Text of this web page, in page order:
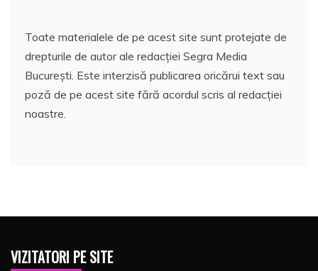
Toate materialele de pe acest site sunt protejate de
drepturile de autor ale redacției Segra Media
București. Este interzisă publicarea oricărui text sau
poză de pe acest site fără acordul scris al redacției
noastre.
VIZITATORI PE SITE